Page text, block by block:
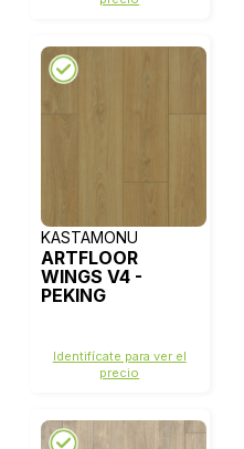
KASTAMONU
ARTFLOOR
WINGS V4 -
PEKING
Identifícate para ver el
precio